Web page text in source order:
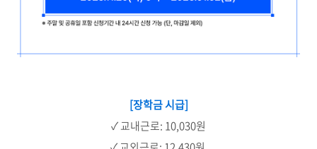
[장학금 시급]
✓ 교내근로: 10,030원